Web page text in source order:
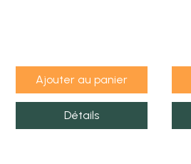
Ajouter au panier
Détails